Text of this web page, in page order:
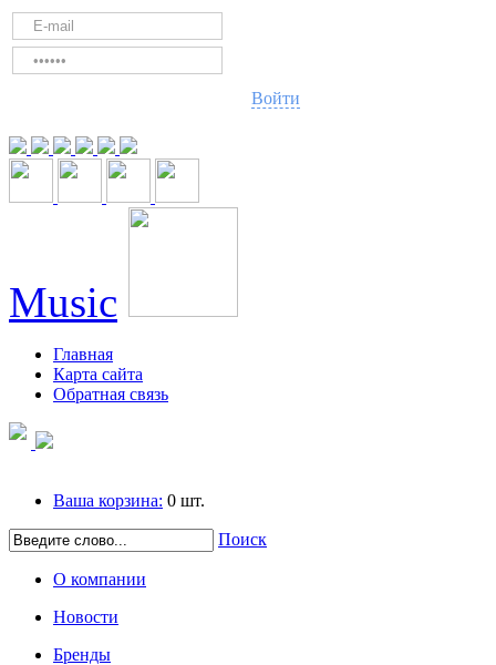
Войти
Music
Главная
Карта сайта
Обратная связь
Ваша корзина: 0 шт.
Поиск
О компании
Новости
Бренды